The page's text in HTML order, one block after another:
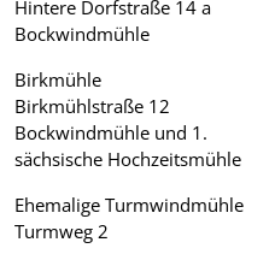
Hintere Dorfstraße 14 a
Bockwindmühle
Birkmühle
Birkmühlstraße 12
Bockwindmühle und 1.
sächsische Hochzeitsmühle
Ehemalige Turmwindmühle
Turmweg 2